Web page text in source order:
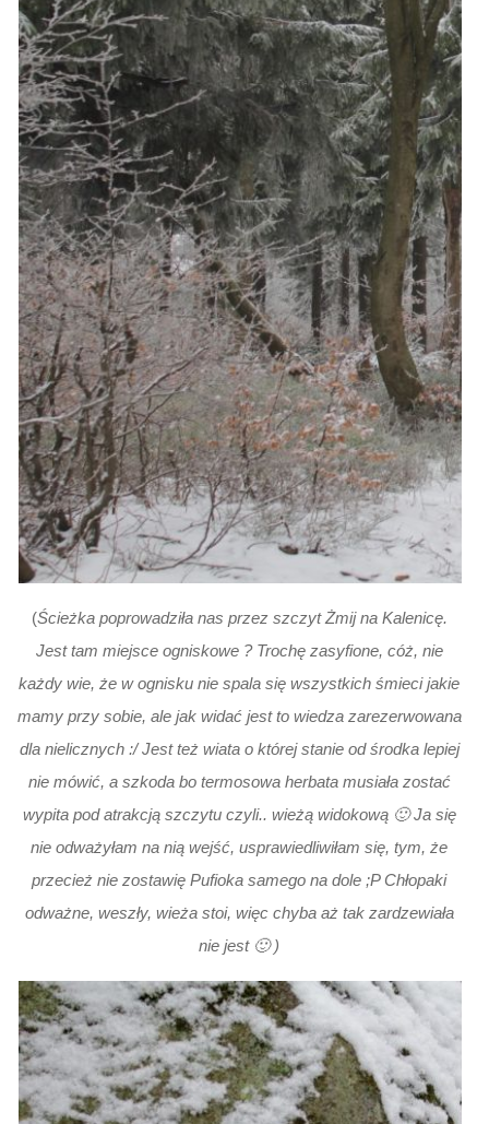
(Ścieżka poprowadziła nas przez szczyt Żmij na Kalenicę.
Jest tam miejsce ogniskowe ? Trochę zasyfione, cóż, nie
każdy wie, że w ognisku nie spala się wszystkich śmieci jakie
mamy przy sobie, ale jak widać jest to wiedza zarezerwowana
dla nielicznych :/Jest też wiata o której stanie od środka lepiej
nie mówić, a szkoda bo termosowa herbata musiała zostać
wypita pod atrakcją szczytu czyli.. wieżą widokową 🙂 Ja się
nie odważyłam na nią wejść, usprawiedliwiłam się, tym, że
przecież nie zostawię Pufioka samego na dole ;P Chłopaki
odważne, weszły, wieża stoi, więc chyba aż tak zardzewiała
nie jest 🙂 )